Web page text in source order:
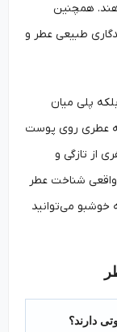
همچنین
طبیعی عطر و
میان
روی پوست
و
شناخت عطر
می‌توانید